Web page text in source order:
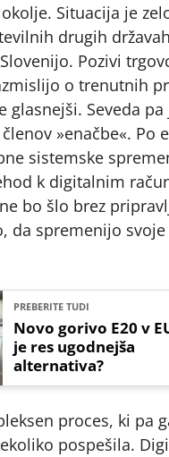
Situacija je
drugih
Pozivi
o trenutnih
glasnejši. Seveda pa
»enačbe«. Po
sistemske
k digitalnim
bo šlo brez
da spremenijo
PREBERITE TUDI
Novo gorivo E20 v
je res ugodnejša
alternativa?
proces, ki pa
pospešila.